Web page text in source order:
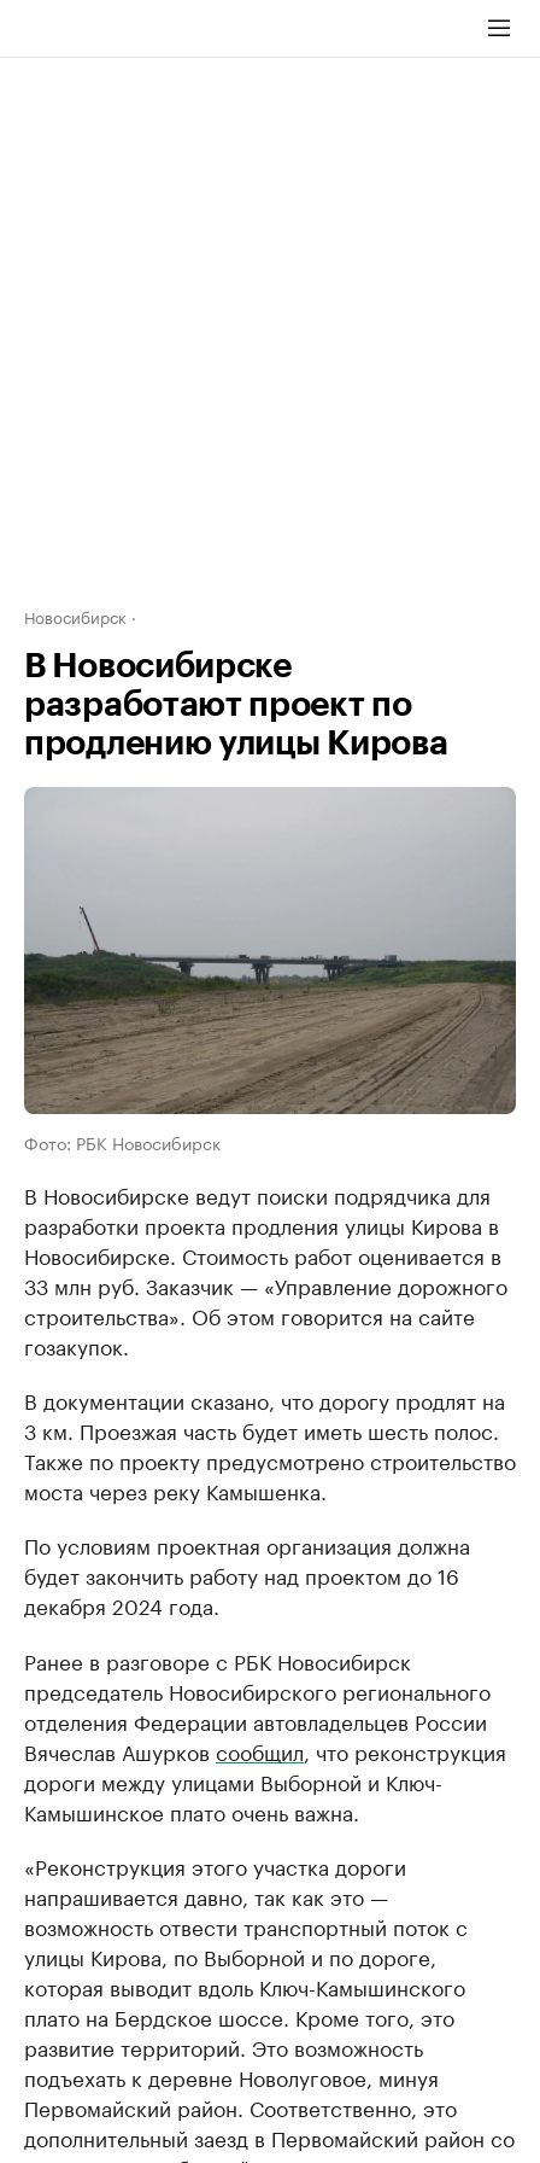
Новосибирск
В Новосибирске
разработают проект по
продлению улицы Кирова
Фото: РБК Новосибирск
В Новосибирске ведут поиски подрядчика для
разработки проекта продления улицы Кирова в
Новосибирске. Стоимость работ оценивается в
33 млн руб. Заказчик — «Управление дорожного
строительства». Об этом говорится на сайте
гозакупок.
В документации сказано, что дорогу продлят на
3 км. Проезжая часть будет иметь шесть полос.
Также по проекту предусмотрено строительство
моста через реку Камышенка.
По условиям проектная организация должна
будет закончить работу над проектом до 16
декабря 2024 года.
Ранее в разговоре с РБК Новосибирск
председатель Новосибирского регионального
отделения Федерации автовладельцев России
Вячеслав Ашурков сообщил, что реконструкция
дороги между улицами Выборной и Ключ-
Камышинское плато очень важна.
«Реконструкция этого участка дороги
напрашивается давно, так как это —
возможность отвести транспортный поток с
улицы Кирова, по Выборной и по дороге,
которая выводит вдоль Ключ-Камышинского
плато на Бердское шоссе. Кроме того, это
развитие территорий. Это возможность
подъехать к деревне Новолуговое, минуя
Первомайский район. Соответственно, это
дополнительный заезд в Первомайский район со